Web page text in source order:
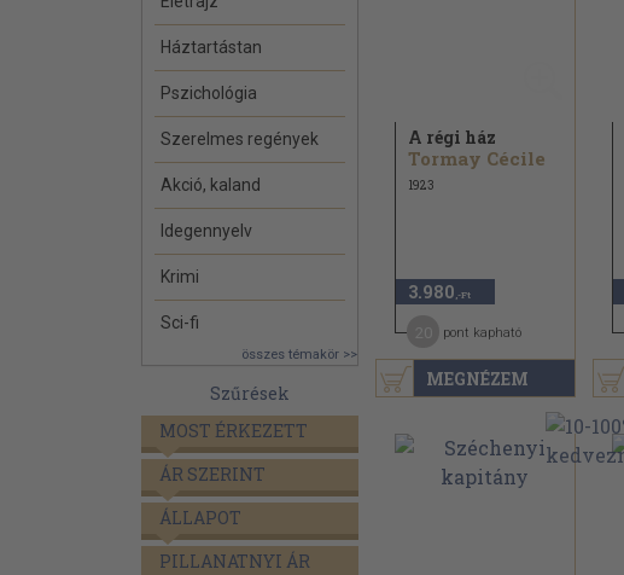
Háztartástan
Pszichológia
Szerelmes regények
Akció, kaland
Idegennyelv
Krimi
Sci-fi
összes témakör >>
Szűrések
MOST ÉRKEZETT
ÁR SZERINT
ÁLLAPOT
PILLANATNYI ÁR
MEGNÉZEM
A régi ház
Tormay Cécile
1923
3.980 ,-Ft
pont kapható